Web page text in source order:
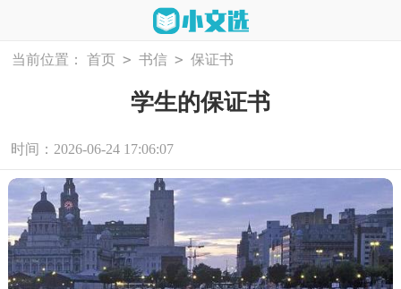
当前位置： 首页 > 书信 > 保证书
学生的保证书
时间：2026-06-24 17:06:07